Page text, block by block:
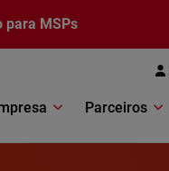
para MSPs
Parceiros